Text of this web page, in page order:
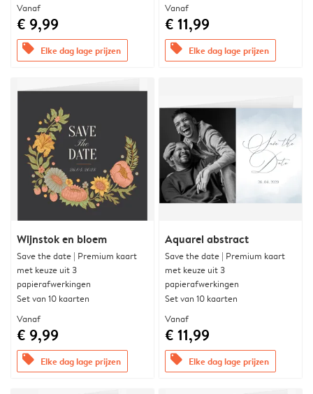
Vanaf
€ 9,99
offers Elke dag lage prijzen
Vanaf
€ 11,99
offers Elke dag lage prijzen
Wijnstok en bloem
Save the date | Premium kaart
met keuze uit 3
papierafwerkingen
Set van 10 kaarten
Vanaf
€ 9,99
offers Elke dag lage prijzen
Aquarel abstract
Save the date | Premium kaart
met keuze uit 3
papierafwerkingen
Set van 10 kaarten
Vanaf
€ 11,99
offers Elke dag lage prijzen